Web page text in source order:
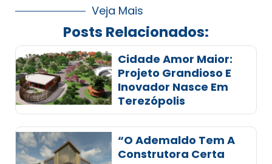
Veja Mais
Posts Relacionados:
Cidade Amor Maior:
Projeto Grandioso E
Inovador Nasce Em
Terezópolis
“O Ademaldo Tem A
Construtora Certa